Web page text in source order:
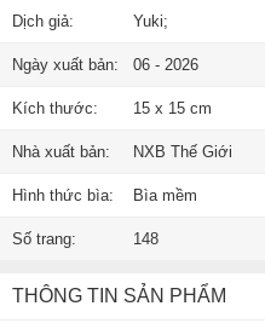
Dịch giả: Yuki;
Ngày xuất bản: 06 - 2026
Kích thước: 15 x 15 cm
Nhà xuất bản: NXB Thế Giới
Hình thức bìa: Bìa mềm
Số trang: 148
THÔNG TIN SẢN PHẨM